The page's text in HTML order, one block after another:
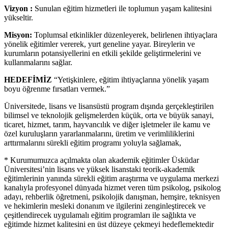
Vizyon : Sunulan eğitim hizmetleri ile toplumun yaşam kalitesini
yükseltir.
Misyon: Toplumsal etkinlikler düzenleyerek, belirlenen ihtiyaçlara
yönelik eğitimler vererek, yurt geneline yayar. Bireylerin ve
kurumların potansiyellerini en etkili şekilde geliştirmelerini ve
kullanmalarını sağlar.
HEDEFİMİZ “Yetişkinlere, eğitim ihtiyaçlarına yönelik yaşam
boyu öğrenme fırsatları vermek.”
Üniversitede, lisans ve lisansüstü program dışında gerçekleştirilen
bilimsel ve teknolojik gelişmelerden küçük, orta ve büyük sanayi,
ticaret, hizmet, tarım, hayvancılık ve diğer işletmeler ile kamu ve
özel kuruluşların yararlanmalarını, üretim ve verimliliklerini
arttırmalarını sürekli eğitim programı yoluyla sağlamak,
* Kurumumuzca açılmakta olan akademik eğitimler Üsküdar
Üniversitesi’nin lisans ve yüksek lisanstaki teorik-akademik
eğitimlerinin yanında sürekli eğitim araştırma ve uygulama merkezi
kanalıyla profesyonel dünyada hizmet veren tüm psikolog, psikolog
adayı, rehberlik öğretmeni, psikolojik danışman, hemşire, teknisyen
ve hekimlerin mesleki donanım ve ilgilerini zenginleştirecek ve
çeşitlendirecek uygulamalı eğitim programları ile sağlıkta ve
eğitimde hizmet kalitesini en üst düzeye çekmeyi hedeflemektedir